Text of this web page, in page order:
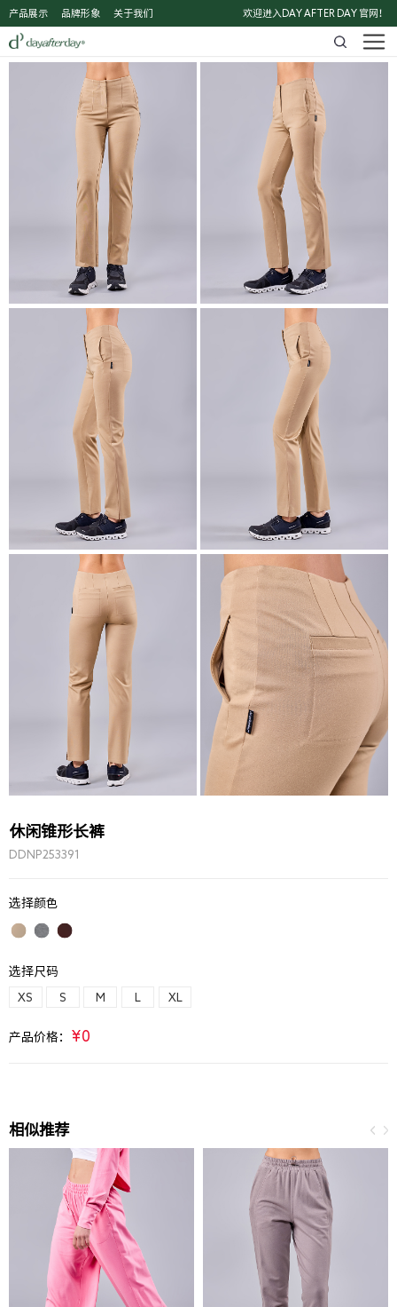
产品展示 品牌形象 关于我们 欢迎进入DAY AFTER DAY 官网！
休闲锥形长裤
DDNP253391
选择颜色
选择尺码
XS S M L XL
产品价格： ¥0
相似推荐